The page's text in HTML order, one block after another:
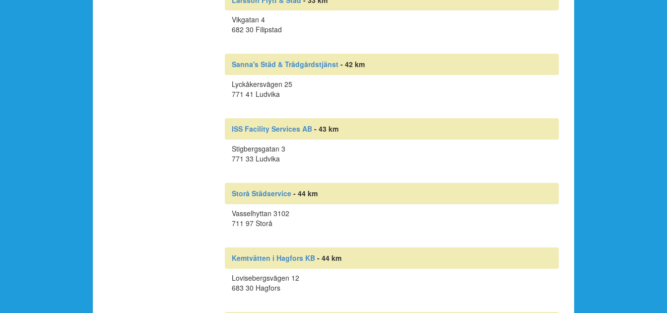
Vikgatan 4
682 30 Filipstad
Sanna's Städ & Trädgårdstjänst- 42 km
Lyckåkersvägen 25
771 41 Ludvika
ISS Facility Services AB- 43 km
Stigbergsgatan 3
771 33 Ludvika
Storå Städservice- 44 km
Vasselhyttan 3102
711 97 Storå
Kemtvätten i Hagfors KB- 44 km
Lovisebergsvägen 12
683 30 Hagfors